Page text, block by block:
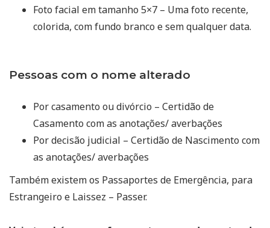
Foto facial em tamanho 5×7 – Uma foto recente,
colorida, com fundo branco e sem qualquer data.
Pessoas com o nome alterado
Por casamento ou divórcio – Certidão de
Casamento com as anotações/ averbações
Por decisão judicial – Certidão de Nascimento com
as anotações/ averbações
Também existem os Passaportes de Emergência, para
Estrangeiro e Laissez – Passer.